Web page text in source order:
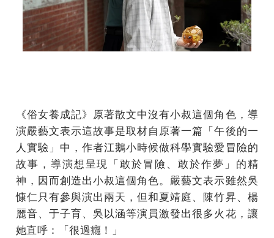
《俗女養成記》原著散文中沒有小叔這個角色，導
演嚴藝文表示這故事是取材自原著一篇「午後的一
人實驗」中，作者江鵝小時候做科學實驗愛冒險的
故事，導演想呈現「敢於冒險、敢於作夢」的精
神，因而創造出小叔這個角色。嚴藝文表示雖然吳
慷仁只有參與演出兩天，但和夏靖庭、陳竹昇、楊
麗音、于子育、吳以涵等演員激發出很多火花，讓
她直呼：「很過癮！」